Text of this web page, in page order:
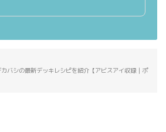
カバシの最新デッキレシピを紹介【アビスアイ収録｜ポ